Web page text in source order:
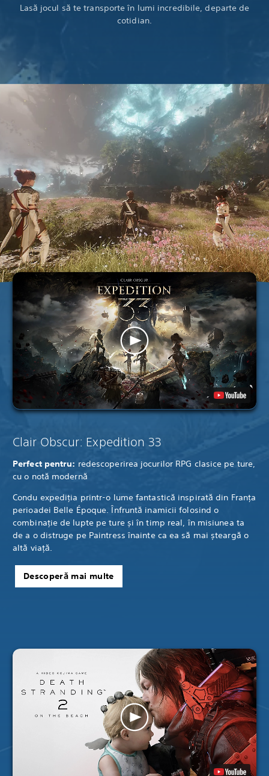
Lasă jocul să te transporte în lumi incredibile, departe de
cotidian.
Clair Obscur: Expedition 33
Perfect pentru: redescoperirea jocurilor RPG clasice pe ture,
cu o notă modernă
Condu expediția printr-o lume fantastică inspirată din Franța
perioadei Belle Époque. Înfruntă inamicii folosind o
combinație de lupte pe ture și în timp real, în misiunea ta
de a o distruge pe Paintress înainte ca ea să mai șteargă o
altă viață.
Descoperă mai multe